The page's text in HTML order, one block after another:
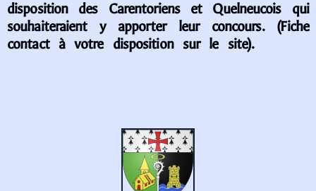
disposition des Carentoriens et Quelneucois qui
souhaiteraient y apporter leur concours. (Fiche
contact à votre disposition sur le site).